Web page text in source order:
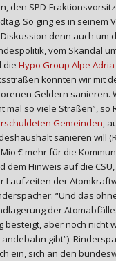
den SPD-
So ging es in seinem
denn auch um
vom Skandal
die Hypo Group Alpe Adria
könnten wir mit
Geldern sanieren.
mal so viele Straßen”, so
Gemeinden,
sanieren will
€ mehr für die
dem Hinweis auf die
Laufzeiten der
“Und das
der
besteigt, aber noch nicht
gibt”).
ein, sich an den